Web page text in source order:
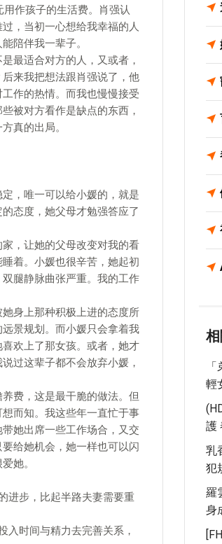
作孩子的生活费。肖强认
，当初一心想给我幸福的人
陪伴我一辈子。
最适合对方的人，又或者，
来我把想法跟肖强说了，他
作的热情。而我也慢慢接受
被对方看作是缺点的东西，
真的出局。
，唯一可以给小媛的，就是
态度，她父母才勉强答应了
，让她的父母改变对我的看
着。小媛也很辛苦，她起初
腿静脉曲张严重。我的工作
身上那种积极上进的态度所
景规划。而小媛只会拿着我
欢上了那女孩。或者，她才
过这辈子都不会放弃小媛，
费，这是最干脆的做法。但
而知。我这些年一直忙于事
她出席一些工作场合，又交
给她机会，她一样也可以闪
她。
进步，比起半路夫妻需要重
入时间与精力去完善关系，
輕
護
乳
犯
羅
身